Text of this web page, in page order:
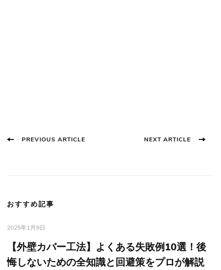
PostPREVIOUS ARTICLE NEXT ARTICLE
おすすめ記事
2025年1月9日
【外壁カバー工法】よくある失敗例10選！後
悔しないための全知識と回避策をプロが解説